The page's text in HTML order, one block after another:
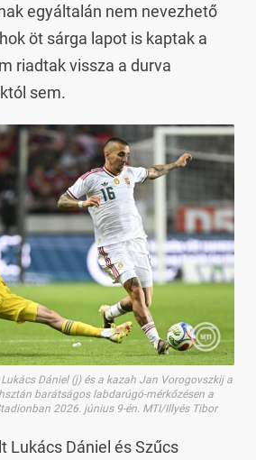
egyáltalán nem nevezhető
öt sárga lapot is kaptak a
riadtak vissza a durva
sem.
Dániel (j) és a kazah Jan Vorogovszkij a
barátságos labdarúgó-mérkőzésen a
2026. június 9-én. MTI/Illyés Tibor
Lukács Dániel és Szűcs